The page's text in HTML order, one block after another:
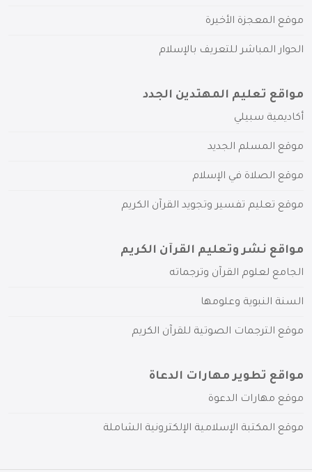
موقع المعجزة الأخيرة
الحوار المباشر للتعريف بالإسلام
مواقع تعليم المهتدين الجدد
أكاديمية سبيلي
موقع المسلم الجديد
موقع الصلاة في الإسلام
موقع تعليم تفسير وتجويد القرآن الكريم
مواقع نشر وتعليم القرآن الكريم
الجامع لعلوم القرآن وترجماته
السنة النبوية وعلومها
موقع الترجمات الصوتية للقرآن الكريم
مواقع تطوير مهارات الدعاة
موقع مهارات الدعوة
موقع المكتبة الإسلامية الإلكترونية الشاملة